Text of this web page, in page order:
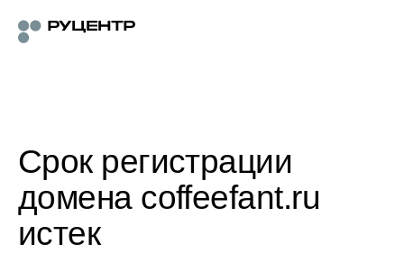
Срок регистрации
домена coffeefant.ru
истек